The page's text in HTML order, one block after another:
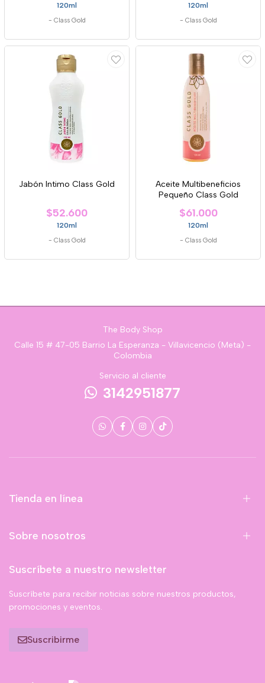
120ml
- Class Gold
120ml
- Class Gold
Jabón Intimo Class Gold
$52.600
120ml
- Class Gold
Aceite Multibeneficios
Pequeño Class Gold
$61.000
120ml
- Class Gold
The Body Shop
Calle 15 # 47-05 Barrio La Esperanza - Villavicencio (Meta) -
Colombia
Servicio al cliente
3142951877
Tienda en línea
Sobre nosotros
Suscríbete a nuestro newsletter
Suscríbete para recibir noticias sobre nuestros productos,
promociones y eventos.
Suscribirme